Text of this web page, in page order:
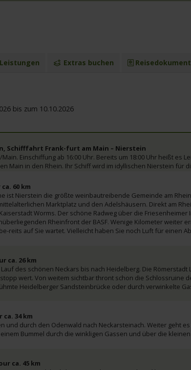
Leistungen Extras buchen
bis zum 10.10.2026
Schifffahrt Frank-furt am Main – Nierstein
Einschiffung ab 16:00 Uhr. Bereits um 18:00 Uhr heißt es
Main in den Rhein. Ihr Schiff wird im idyllischen Nierstein für
60 km
ist Nierstein die größte weinbautreibende Gemeinde am
Marktplatz und den Adelshäusern. Direkt am
Worms. Der schöne Radweg über die
Rheinfront der BASF. Wenige Kilometer weiter
reits auf Sie wartet. Vielleicht haben Sie noch Luft für einen
ca. 26 km
des schönen Neckars bis nach Heidelberg. Die
wert. Von weitem sichtbar thront schon die Schlossruine
Heidelberger Sandsteinbrücke oder durch verwinkelte
34 km
und durch den Odenwald nach Neckarsteinach. Weiter geht
Bummel durch die winkligen Gassen und über die
ca. 45 km